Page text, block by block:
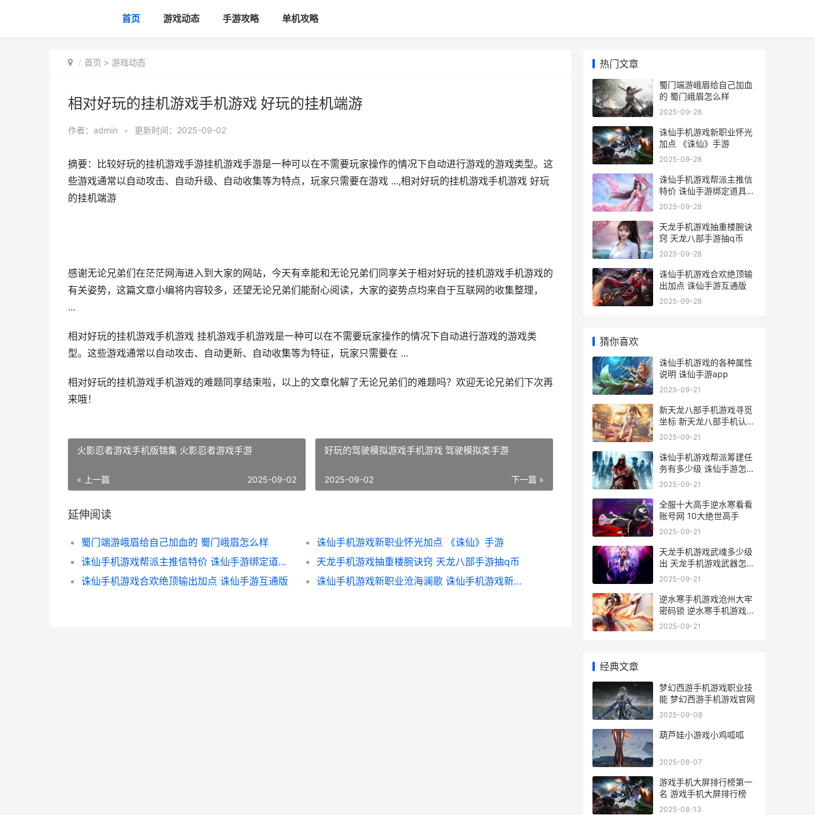
首页 游戏动态 手游攻略 单机攻略
首页 > 游戏动态
相对好玩的挂机游戏手机游戏 好玩的挂机端游
作者： admin • 更新时间：2025-09-02
摘要：比较好玩的挂机游戏手游挂机游戏手游是一种可以在不需要玩家操作的情况下自动进行游戏的游戏类型。这
些游戏通常以自动攻击、自动升级、自动收集等为特点，玩家只需要在游戏 ...,相对好玩的挂机游戏手机游戏 好玩
的挂机端游
感谢无论兄弟们在茫茫网海进入到大家的网站，今天有幸能和无论兄弟们同享关于相对好玩的挂机游戏手机游戏的
有关姿势，这篇文章小编将内容较多，还望无论兄弟们能耐心阅读，大家的姿势点均来自于互联网的收集整理，
...
相对好玩的挂机游戏手机游戏 挂机游戏手机游戏是一种可以在不需要玩家操作的情况下自动进行游戏的游戏类
型。这些游戏通常以自动攻击、自动更新、自动收集等为特征，玩家只需要在 ...
相对好玩的挂机游戏手机游戏的难题同享结束啦，以上的文章化解了无论兄弟们的难题吗？欢迎无论兄弟们下次再
来哦！
火影忍者游戏手机版锦集 火影忍者游戏手游
« 上一篇 2025-09-02
好玩的驾驶模拟游戏手机游戏 驾驶模拟类手游
下一篇 »
2025-09-02
延伸阅读
蜀门端游峨眉给自己加血的 蜀门峨眉怎么样
诛仙手机游戏新职业怀光加点 《诛仙》手游
诛仙手机游戏帮派主推信特价 诛仙手游绑定道具怎么解绑
天龙手机游戏抽重楼腕诀窍 天龙八部手游抽q币
诛仙手机游戏合欢绝顶输出加点 诛仙手游互通版
诛仙手机游戏新职业沧海澜歌 诛仙手机游戏新手攻略
热门文章
蜀门端游峨眉给自己加血
的 蜀门峨眉怎么样
2025-09-28
诛仙手机游戏新职业怀光
加点 《诛仙》手游
2025-09-28
诛仙手机游戏帮派主推信
特价 诛仙手游绑定道具怎
么解绑
2025-09-28
天龙手机游戏抽重楼腕诀
窍 天龙八部手游抽q币
2025-09-28
诛仙手机游戏合欢绝顶输
出加点 诛仙手游互通版
2025-09-28
猜你喜欢
诛仙手机游戏的各种属性
说明 诛仙手游app
2025-09-21
新天龙八部手机游戏寻觅
坐标 新天龙八部手机认证
账号多了怎样解除
2025-09-21
诛仙手机游戏帮派筹建任
务有多少级 诛仙手游怎么
联系客服电话
2025-09-21
全服十大高手逆水寒看看
账号网 10大绝世高手
2025-09-21
天龙手机游戏武魂多少级
出 天龙手机游戏武器怎么
弄
2025-09-21
逆水寒手机游戏沧州大牢
密码锁 逆水寒手机游戏手
柄怎么用
2025-09-21
经典文章
梦幻西游手机游戏职业技
能 梦幻西游手机游戏官网
2025-09-08
葫芦娃小游戏小鸡呱呱
2025-08-07
游戏手机大屏排行榜第一
名 游戏手机大屏排行榜
2025-08-13